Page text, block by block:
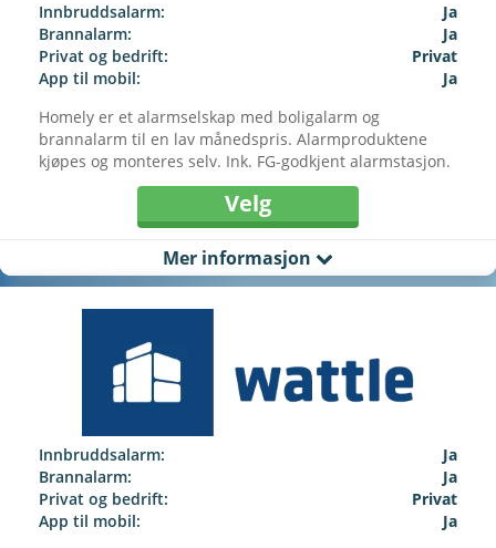
Innbruddsalarm:
Ja
Brannalarm:
Ja
Privat og bedrift:
Privat
App til mobil:
Ja
Homely er et alarmselskap med boligalarm og
brannalarm til en lav månedspris. Alarmproduktene
kjøpes og monteres selv. Ink. FG-godkjent alarmstasjon.
Velg
Mer informasjon
Innbruddsalarm:
Ja
Brannalarm:
Ja
Privat og bedrift:
Privat
App til mobil:
Ja